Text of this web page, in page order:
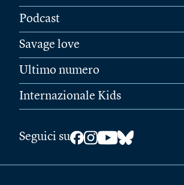
Podcast
Savage love
Ultimo numero
Internazionale Kids
Seguici su